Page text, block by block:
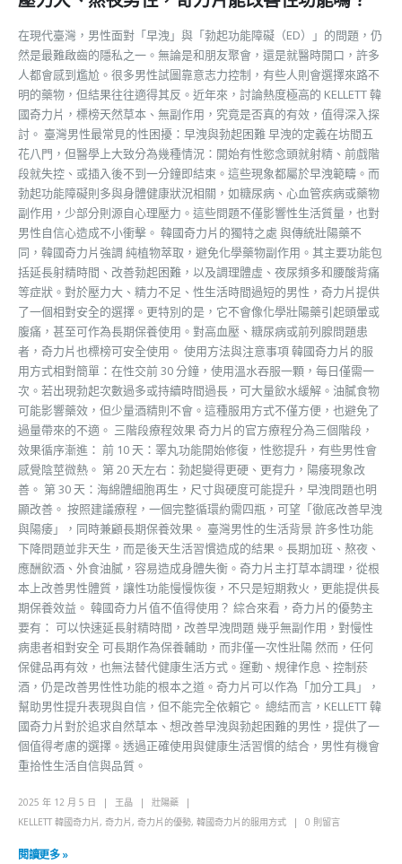
在現代臺灣，男性面對「早洩」與「勃起功能障礙（ED）」的問題，仍
然是最難啟齒的隱私之一。無論是和朋友聚會，還是就醫時開口，許多
人都會感到尷尬。很多男性試圖靠意志力控制，有些人則會選擇來路不
明的藥物，但結果往往適得其反。近年來，討論熱度極高的 KELLETT 韓
國奇力片，標榜天然草本、無副作用，究竟是否真的有效，值得深入探
討。 臺灣男性最常見的性困擾：早洩與勃起困難 早洩的定義在坊間五
花八門，但醫學上大致分為幾種情況：開始有性慾念頭就射精、前戲階
段就失控、或插入後不到一分鐘即結束。這些現象都屬於早洩範疇。而
勃起功能障礙則多與身體健康狀況相關，如糖尿病、心血管疾病或藥物
副作用，少部分則源自心理壓力。這些問題不僅影響性生活質量，也對
男性自信心造成不小衝擊。 韓國奇力片的獨特之處 與傳統壯陽藥不
同，韓國奇力片強調 純植物萃取，避免化學藥物副作用。其主要功能包
括延長射精時間、改善勃起困難，以及調理體虛、夜尿頻多和腰酸背痛
等症狀。對於壓力大、精力不足、性生活時間過短的男性，奇力片提供
了一個相對安全的選擇。更特別的是，它不會像化學壯陽藥引起頭暈或
腹痛，甚至可作為長期保養使用。對高血壓、糖尿病或前列腺問題患
者，奇力片也標榜可安全使用。 使用方法與注意事項 韓國奇力片的服
用方式相對簡單：在性交前 30 分鐘，使用溫水吞服一顆，每日僅需一
次。若出現勃起次數過多或持續時間過長，可大量飲水緩解。油膩食物
可能影響藥效，但少量酒精則不會。這種服用方式不僅方便，也避免了
過量帶來的不適。 三階段療程效果 奇力片的官方療程分為三個階段，
效果循序漸進： 前 10 天：睪丸功能開始修復，性慾提升，有些男性會
感覺陰莖微熱。 第 20 天左右：勃起變得更硬、更有力，陽痿現象改
善。 第 30 天：海綿體細胞再生，尺寸與硬度可能提升，早洩問題也明
顯改善。 按照建議療程，一個完整循環約需四瓶，可望「徹底改善早洩
與陽痿」，同時兼顧長期保養效果。 臺灣男性的生活背景 許多性功能
下降問題並非天生，而是後天生活習慣造成的結果。長期加班、熬夜、
應酬飲酒、外食油膩，容易造成身體失衡。奇力片主打草本調理，從根
本上改善男性體質，讓性功能慢慢恢復，不只是短期救火，更能提供長
期保養效益。 韓國奇力片值不值得使用？ 綜合來看，奇力片的優勢主
要有： 可以快速延長射精時間，改善早洩問題 幾乎無副作用，對慢性
病患者相對安全 可長期作為保養輔助，而非僅一次性壯陽 然而，任何
保健品再有效，也無法替代健康生活方式。運動、規律作息、控制菸
酒，仍是改善男性性功能的根本之道。奇力片可以作為「加分工具」，
幫助男性提升表現與自信，但不能完全依賴它。 總結而言，KELLETT 韓
國奇力片對於追求自然草本、想改善早洩與勃起困難的男性，提供了一
個值得考慮的選擇。透過正確使用與健康生活習慣的結合，男性有機會
重拾性生活自信與品質。
2025 年 12 月 5 日 王晶
壯陽藥
KELLETT 韓國奇力片 , 奇力片 , 奇力片的優勢, 韓國奇力片的服用方式 0 則留言
閱讀更多 »